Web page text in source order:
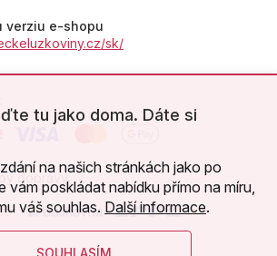
tu jako doma. Dáte si
na našich stránkách jako po
vám poskládat nabídku přímo na míru,
váš souhlas. Další informace.
SOUHLASÍM
verziu e-shopu
sk/
dopravy: